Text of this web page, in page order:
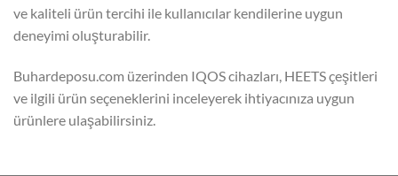
ve kaliteli ürün tercihi ile kullanıcılar kendilerine uygun
deneyimi oluşturabilir.
Buhardeposu.com üzerinden IQOS cihazları, HEETS çeşitleri
ve ilgili ürün seçeneklerini inceleyerek ihtiyacınıza uygun
ürünlere ulaşabilirsiniz.